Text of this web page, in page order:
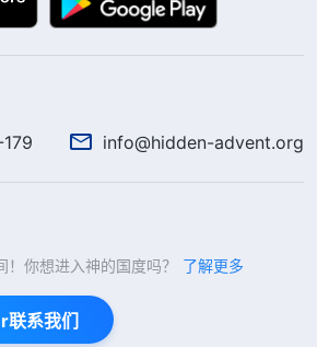
自己最后的本分。以往的彼得是
物能为神做什么呢？所以你应提
言呢？”《话・卷一 神的显现与作
”的奥秘揭示・第四十一篇》神的话
，彼得对神有真实的爱和顺服，
作出美好的见证，今天我在这样
为神作见证，这是神的高抬，我
排。之后的日子，虽然我经常受
info@hidden-advent.org
你想进入神的国度吗？ 了解更多
系我们